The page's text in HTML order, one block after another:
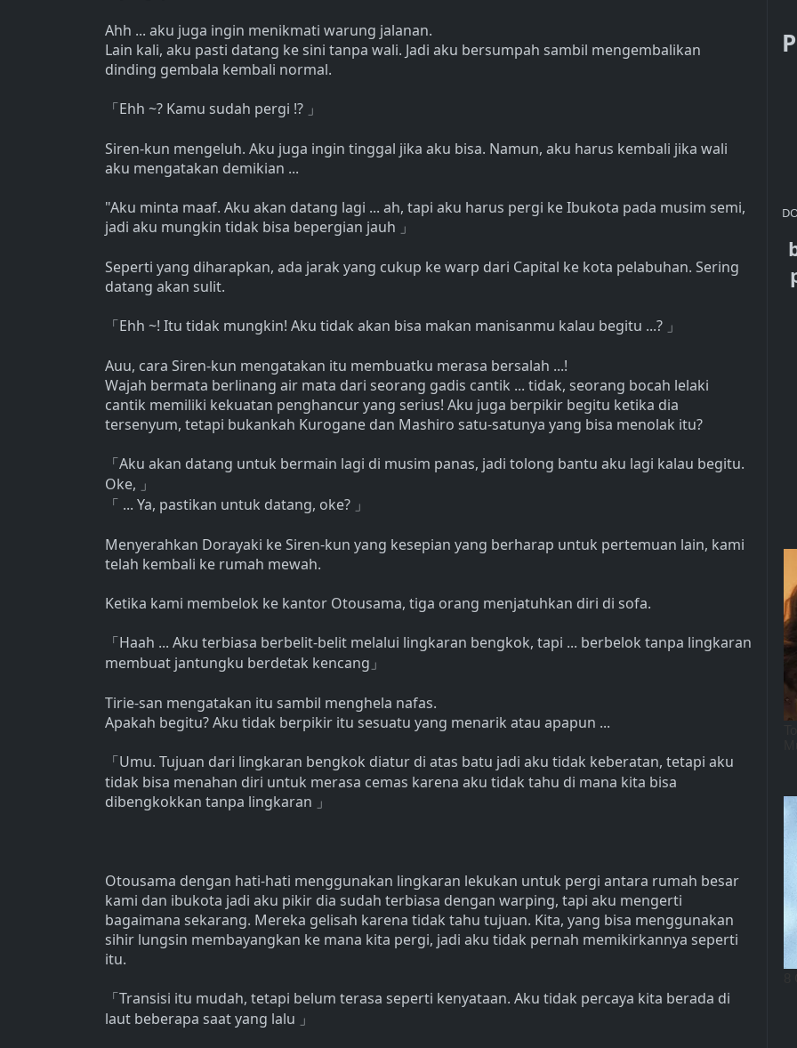
Ahh ... aku juga ingin menikmati warung jalanan.
Lain kali, aku pasti datang ke sini tanpa wali. Jadi aku bersumpah sambil mengembalikan
dinding gembala kembali normal.
「 Ehh ~? Kamu sudah pergi !? 」
Siren-kun mengeluh. Aku juga ingin tinggal jika aku bisa. Namun, aku harus kembali jika wali
aku mengatakan demikian ...
"Aku minta maaf. Aku akan datang lagi ... ah, tapi aku harus pergi ke Ibukota pada musim semi,
jadi aku mungkin tidak bisa bepergian jauh
」
Seperti yang diharapkan, ada jarak yang cukup ke warp dari Capital ke kota pelabuhan. Sering
datang akan sulit.
「 Ehh ~! Itu tidak mungkin! Aku tidak akan bisa makan manisanmu kalau begitu ...? 」
Auu, cara Siren-kun mengatakan itu membuatku merasa bersalah ...!
Wajah bermata berlinang air mata dari seorang gadis cantik ... tidak, seorang bocah lelaki
cantik memiliki kekuatan penghancur yang serius! Aku juga berpikir begitu ketika dia
tersenyum, tetapi bukankah Kurogane dan Mashiro satu-satunya yang bisa menolak itu?
「 Aku akan datang untuk bermain lagi di musim panas, jadi tolong bantu aku lagi kalau begitu.
Oke,
」
「
... Ya, pastikan untuk datang, oke? 」
Menyerahkan Dorayaki ke Siren-kun yang kesepian yang berharap untuk pertemuan lain, kami
telah kembali ke rumah mewah.
Ketika kami membelok ke kantor Otousama, tiga orang menjatuhkan diri di sofa.
「 Haah ... Aku terbiasa berbelit-belit melalui lingkaran bengkok, tapi ... berbelok tanpa lingkaran
membuat jantungku berdetak kencang 」
Tirie-san mengatakan itu sambil menghela nafas.
Apakah begitu? Aku tidak berpikir itu sesuatu yang menarik atau apapun ...
「 Umu. Tujuan dari lingkaran bengkok diatur di atas batu jadi aku tidak keberatan, tetapi aku
tidak bisa menahan diri untuk merasa cemas karena aku tidak tahu di mana kita bisa
dibengkokkan tanpa lingkaran
」
Otousama dengan hati-hati menggunakan lingkaran lekukan untuk pergi antara rumah besar
kami dan ibukota jadi aku pikir dia sudah terbiasa dengan warping, tapi aku mengerti
bagaimana sekarang. Mereka gelisah karena tidak tahu tujuan. Kita, yang bisa menggunakan
sihir lungsin membayangkan ke mana kita pergi, jadi aku tidak pernah memikirkannya seperti
itu.
「 Transisi itu mudah, tetapi belum terasa seperti kenyataan. Aku tidak percaya kita berada di
laut beberapa saat yang lalu
」